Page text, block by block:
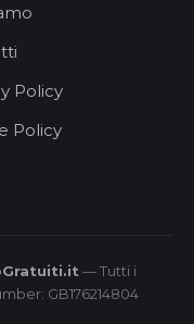
Policy
Policy
— Tutti i
GB176214804